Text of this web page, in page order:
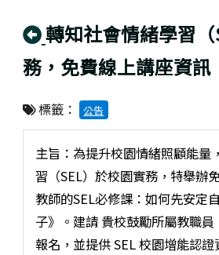
回上頁
轉知社會情緒學習
務，免費線上講座資訊
標籤： 公告
主旨：為提升校園情緒照顧能量
習（SEL）於校園實務，特舉辦
教師的SEL必修課：如何先安定
子》。建請 貴校鼓勵所屬教職
報名，並提供 SEL 校園增能認